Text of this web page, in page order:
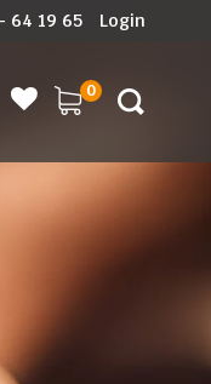
64 19 65 Login
0